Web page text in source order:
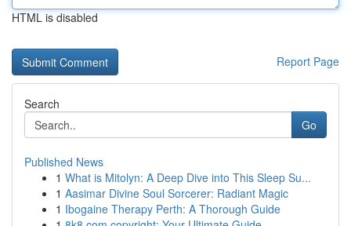
HTML is disabled
Report Page
Search
Go
Published News
1 What is Mitolyn: A Deep Dive into This Sleep Su...
1 Aasimar Divine Soul Sorcerer: Radiant Magic
1 Ibogaine Therapy Perth: A Thorough Guide